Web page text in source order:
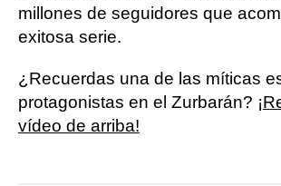
millones de seguidores que
exitosa serie.
¿Recuerdas una de las míticas
protagonistas en el Zurbarán?
vídeo de arriba!